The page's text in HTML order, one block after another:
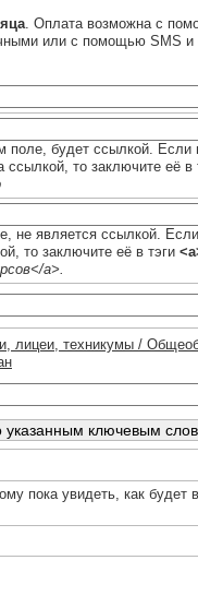
. Оплата возможна с
или с помощью SMS
поле, будет ссылкой. Если
ссылкой, то заключите её в
не является ссылкой.
то заключите её в тэги
a>.
лицеи, техникумы /
пока увидеть, как будет